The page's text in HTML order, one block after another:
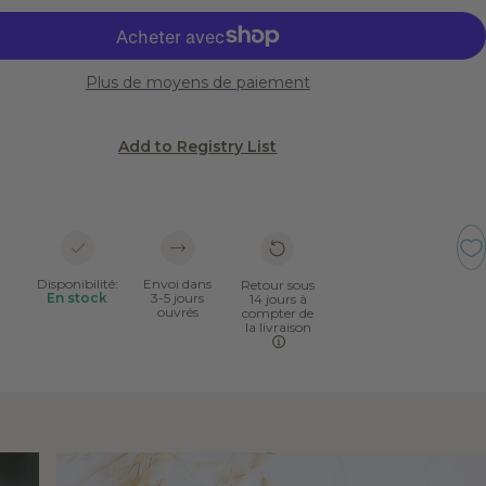
Plus de moyens de paiement
Add to Registry List
Disponibilité:
En stock
Envoi dans
3-5 jours
ouvrés
Retour sous
14 jours à
compter de
la livraison